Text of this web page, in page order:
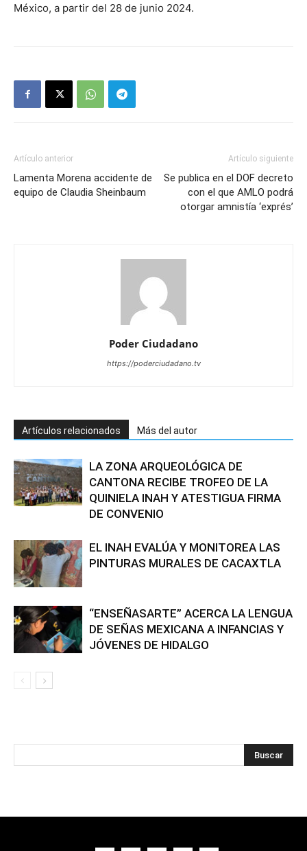
México, a partir del 28 de junio 2024.
Artículo anterior
Lamenta Morena accidente de
equipo de Claudia Sheinbaum
Artículo siguiente
Se publica en el DOF decreto
con el que AMLO podrá
otorgar amnistía ‘exprés’
Poder Ciudadano
https://poderciudadano.tv
Artículos relacionados Más del autor
LA ZONA ARQUEOLÓGICA DE
CANTONA RECIBE TROFEO DE LA
QUINIELA INAH Y ATESTIGUA FIRMA
DE CONVENIO
EL INAH EVALÚA Y MONITOREA LAS
PINTURAS MURALES DE CACAXTLA
“ENSEÑASARTE” ACERCA LA LENGUA
DE SEÑAS MEXICANA A INFANCIAS Y
JÓVENES DE HIDALGO